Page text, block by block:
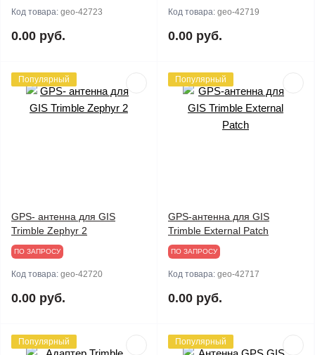
Код товара: geo-42723
0.00 руб.
Код товара: geo-42719
0.00 руб.
Популярный
GPS- антенна для GIS
Trimble Zephyr 2
ПО ЗАПРОСУ
Код товара: geo-42720
0.00 руб.
Популярный
GPS-антенна для GIS
Trimble External Patch
ПО ЗАПРОСУ
Код товара: geo-42717
0.00 руб.
Популярный Популярный